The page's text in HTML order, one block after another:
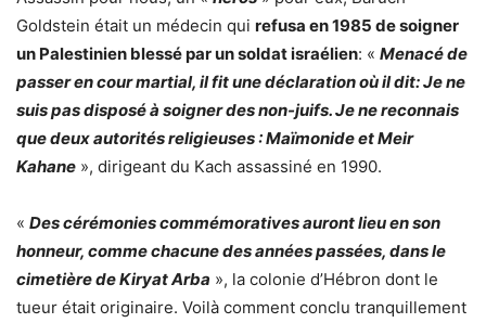
Goldstein était un médecin qui refusa en 1985 de soigner
un Palestinien blessé par un soldat israélien: « Menacé de
passer en cour martial, il fit une déclaration où il dit: Je ne
suis pas disposé à soigner des non-juifs. Je ne reconnais
que deux autorités religieuses : Maïmonide et Meir
Kahane », dirigeant du Kach assassiné en 1990.
« Des cérémonies commémoratives auront lieu en son
honneur, comme chacune des années passées, dans le
cimetière de Kiryat Arba », la colonie d’Hébron dont le
tueur était originaire. Voilà comment conclu tranquillement